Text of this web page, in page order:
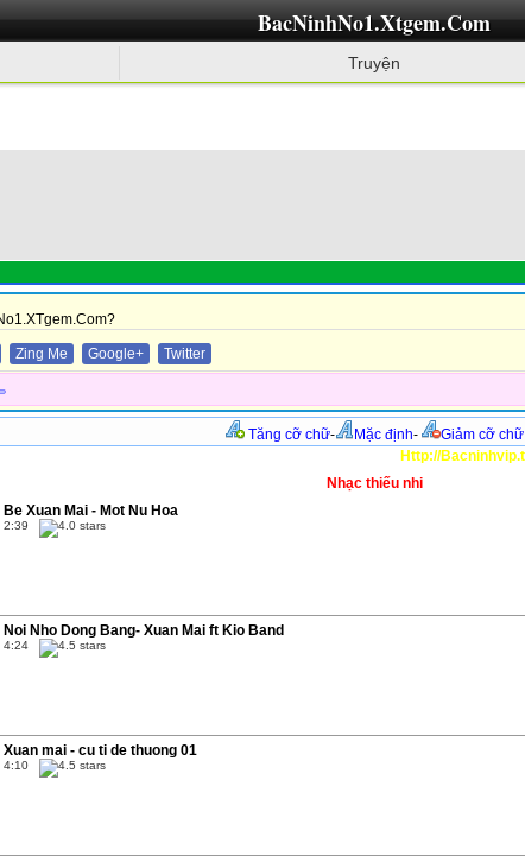
BacNinhNo1.Xtgem.Com
Truyện
Zing Me Google+ Twitter
Tăng cỡ chữ- Mặc định-
Giảm cỡ chữ
Http://Bacninhvip.tk
Nhạc thiếu nhi
Be Xuan Mai - Mot Nu Hoa
2:39
Noi Nho Dong Bang- Xuan Mai ft Kio Band
4:24
Xuan mai - cu ti de thuong 01
4:10